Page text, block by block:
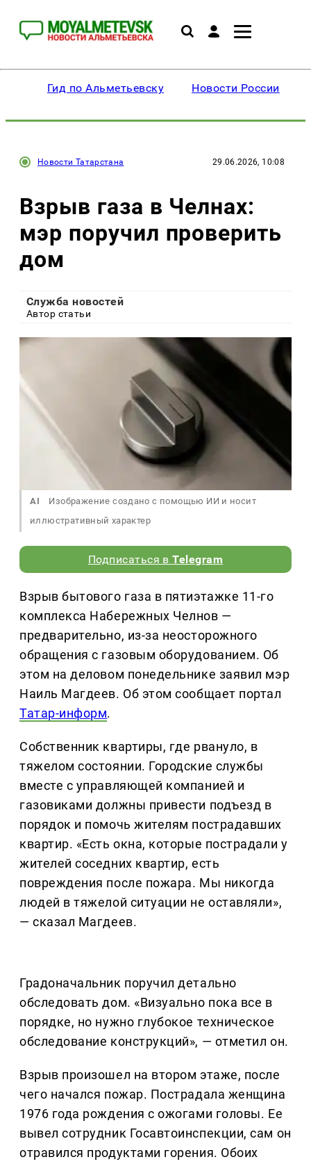
Гид по Альметьевску Новости России
Новости Татарстана 29.06.2026, 10:08
Взрыв газа в Челнах:
мэр поручил проверить
дом
Служба новостей
Автор статьи
AI
Изображение создано с помощью ИИ и носит
иллюстративный характер
Подписаться вTelegram
Взрыв бытового газа в пятиэтажке 11-го
комплекса Набережных Челнов —
предварительно, из-за неосторожного
обращения с газовым оборудованием. Об
этом на деловом понедельнике заявил мэр
Наиль Магдеев. Об этом сообщает портал
Татар-информ.
Собственник квартиры, где рвануло, в
тяжелом состоянии. Городские службы
вместе с управляющей компанией и
газовиками должны привести подъезд в
порядок и помочь жителям пострадавших
квартир. «Есть окна, которые пострадали у
жителей соседних квартир, есть
повреждения после пожара. Мы никогда
людей в тяжелой ситуации не оставляли»,
— сказал Магдеев.
Градоначальник поручил детально
обследовать дом. «Визуально пока все в
порядке, но нужно глубокое техническое
обследование конструкций», — отметил он.
Взрыв произошел на втором этаже, после
чего начался пожар. Пострадала женщина
1976 года рождения с ожогами головы. Ее
вывел сотрудник Госавтоинспекции, сам он
отравился продуктами горения. Обоих